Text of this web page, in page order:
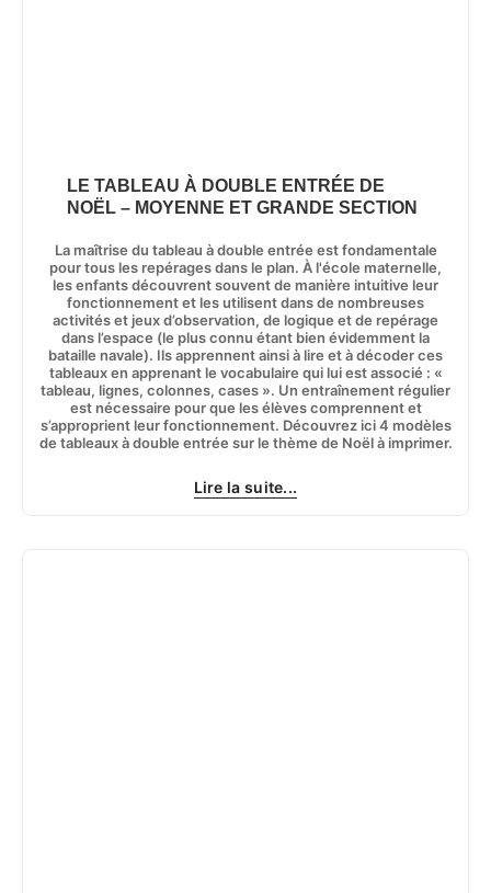
LE TABLEAU À DOUBLE ENTRÉE DE
NOËL – MOYENNE ET GRANDE SECTION
La maîtrise du tableau à double entrée est fondamentale
pour tous les repérages dans le plan. À l'école maternelle,
les enfants découvrent souvent de manière intuitive leur
fonctionnement et les utilisent dans de nombreuses
activités et jeux d’observation, de logique et de repérage
dans l’espace (le plus connu étant bien évidemment la
bataille navale). Ils apprennent ainsi à lire et à décoder ces
tableaux en apprenant le vocabulaire qui lui est associé : «
tableau, lignes, colonnes, cases ». Un entraînement régulier
est nécessaire pour que les élèves comprennent et
s’approprient leur fonctionnement. Découvrez ici 4 modèles
de tableaux à double entrée sur le thème de Noël à imprimer.
Lire la suite...